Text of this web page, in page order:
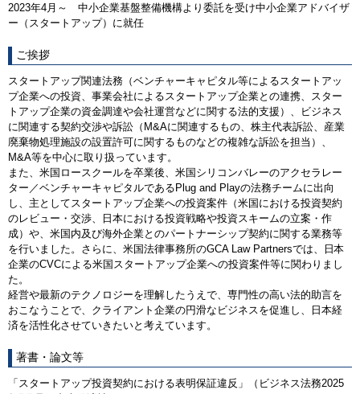
2023年4月～ 中小企業基盤整備機構より委託を受け中小企業アドバイザ
ー（スタートアップ）に就任
ご挨拶
スタートアップ関連法務（ベンチャーキャピタル等によるスタートアッ
プ企業への投資、事業会社によるスタートアップ企業との連携、スター
トアップ企業の資金調達や会社運営などに関する法的支援）、ビジネス
に関連する契約交渉や訴訟（M&Aに関連するもの、株主代表訴訟、産業
廃棄物処理施設の設置許可に関するものなどの複雑な訴訟を担当）、
M&A等を中心に取り扱っています。
また、米国ロースクールを卒業後、米国シリコンバレーのアクセラレー
ター／ベンチャーキャピタルであるPlug and Playの法務チームに出向
し、主としてスタートアップ企業への投資案件（米国における投資契約
のレビュー・交渉、日本における投資戦略や投資スキームの立案・作
成）や、米国内及び海外企業とのパートナーシップ契約に関する業務等
を行いました。さらに、米国法律事務所のGCA Law Partnersでは、日本
企業のCVCによる米国スタートアップ企業への投資案件等に関わりまし
た。
経営や最新のテクノロジーを理解したうえで、専門性の高い法的助言を
おこなうことで、クライアント企業の円滑なビジネスを促進し、日本経
済を活性化させていきたいと考えています。
著書・論文等
「スタートアップ投資契約における表明保証違反」（ビジネス法務2025